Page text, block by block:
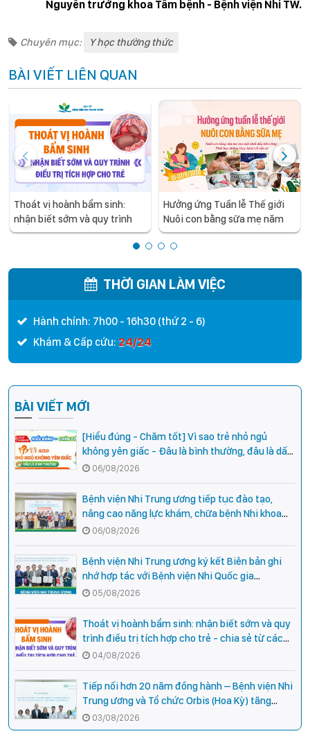
Nguyên trưởng khoa Tâm bệnh - Bệnh viện Nhi TW.
Chuyên mục: Y học thường thức
BÀI VIẾT LIÊN QUAN
Thoát vị hoành bẩm sinh:
nhận biết sớm và quy trình
điều trị tích hợp cho trẻ -
Hưởng ứng Tuần lễ Thế giới
Nuôi con bằng sữa mẹ năm
2026
THỜI GIAN LÀM VIỆC
Hành chính: 7h00 - 16h30 (thứ 2 - 6)
Khám & Cấp cứu: 24/24
BÀI VIẾT MỚI
[Hiểu đúng - Chăm tốt] Vì sao trẻ nhỏ ngủ
không yên giấc - Đâu là bình thường, đâu là dấu
hiệu cần đi khám ngay?
06/08/2026
Bệnh viện Nhi Trung ương tiếp tục đào tạo,
nâng cao năng lực khám, chữa bệnh Nhi khoa
cho cán bộ y tế tại các tỉnh miền núi phía Bắc
06/08/2026
Bệnh viện Nhi Trung ương ký kết Biên bản ghi
nhớ hợp tác với Bệnh viện Nhi Quốc gia
Campuchia
05/08/2026
Thoát vị hoành bẩm sinh: nhận biết sớm và quy
trình điều trị tích hợp cho trẻ - chia sẻ từ các
chuyên gia hàng đầu của Bệnh Viện Nhi Trung
ương
04/08/2026
Tiếp nối hơn 20 năm đồng hành – Bệnh viện Nhi
Trung ương và Tổ chức Orbis (Hoa Kỳ) tăng
cường hợp tác, mở rộng cơ hội bảo vệ thị lực
cho trẻ em Việt Nam
03/08/2026